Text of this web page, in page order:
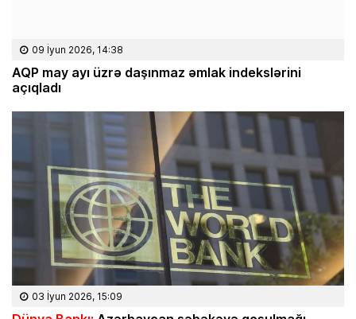
09 İyun 2026, 14:38
AQP may ayı üzrə daşınmaz əmlak indekslərini
açıqladı
03 İyun 2026, 15:09